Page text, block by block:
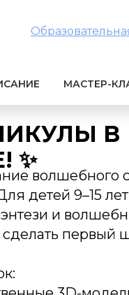
МАСТЕР-
В
✨
волшебного
детей 9–15 лет
и
первый